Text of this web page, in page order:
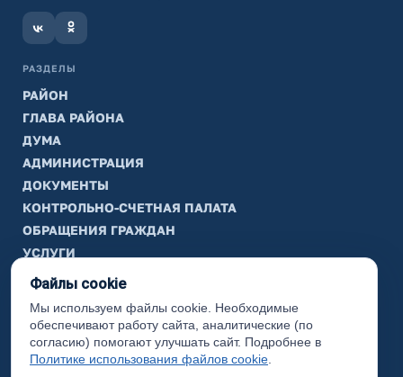
РАЗДЕЛЫ
РАЙОН
ГЛАВА РАЙОНА
ДУМА
АДМИНИСТРАЦИЯ
ДОКУМЕНТЫ
КОНТРОЛЬНО-СЧЕТНАЯ ПАЛАТА
ОБРАЩЕНИЯ ГРАЖДАН
УСЛУГИ
ТИК
ИНФОРМАЦИЯ
Законодательная карта
Карта сайта
Файлы cookie
Мы используем файлы cookie. Необходимые
обеспечивают работу сайта, аналитические (по
согласию) помогают улучшать сайт. Подробнее в
Политике использования файлов cookie